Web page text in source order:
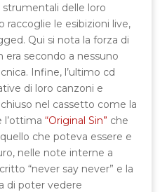
delle loro
raccoglie le esibizioni live,
Qui si nota la forza di
era secondo a nessuno
Infine, l’ultimo cd
di loro canzoni e
nel cassetto come la
l’ottima “Original Sin” che
che poteva essere e
nelle note interne a
“never say never” e la
di poter vedere